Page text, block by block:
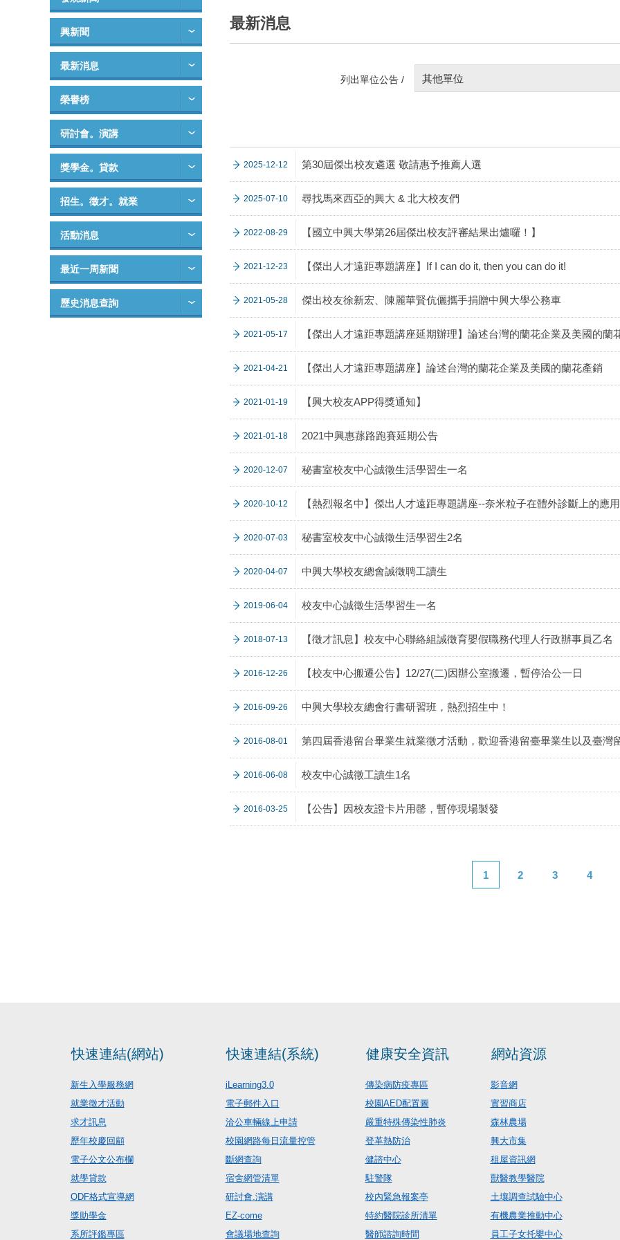
興新聞
最新消息
榮譽榜
研討會。演講
獎學金。貸款
招生。徵才。就業
活動消息
最近一周新聞
歷史消息查詢
最新消息
列出單位公告 / 其他單位
2025-12-12 第30屆傑出校友遴選 敬請惠予推薦人選
2025-07-10 尋找馬來西亞的興大 & 北大校友們
2022-08-29 【國立中興大學第26屆傑出校友評審結果出爐囉！】
2021-12-23 【傑出人才遠距專題講座】If I can do it, then you can do it!
2021-05-28 傑出校友徐新宏、陳麗華賢伉儷攜手捐贈中興大學公務車
2021-05-17 【傑出人才遠距專題講座延期辦理】論述台灣的蘭花企業及美國的蘭
2021-04-21 【傑出人才遠距專題講座】論述台灣的蘭花企業及美國的蘭花產銷
2021-01-19 【興大校友APP得獎通知】
2021-01-18 2021中興惠蓀路跑賽延期公告
2020-12-07 秘書室校友中心誠徵生活學習生一名
2020-10-12 【熱烈報名中】傑出人才遠距專題講座--奈米粒子在體外診斷上的應用
2020-07-03 秘書室校友中心誠徵生活學習生2名
2020-04-07 中興大學校友總會誠徵聘工讀生
2019-06-04 校友中心誠徵生活學習生一名
2018-07-13 【徵才訊息】校友中心聯絡組誠徵育嬰假職務代理人行政辦事員乙名
2016-12-26 【校友中心搬遷公告】12/27(二)因辦公室搬遷，暫停洽公一日
2016-09-26 中興大學校友總會行書研習班，熱烈招生中！
2016-08-01 第四屆香港留台畢業生就業徵才活動，歡迎香港留臺畢業生以及臺灣
2016-06-08 校友中心誠徵工讀生1名
2016-03-25 【公告】因校友證卡片用罄，暫停現場製發
1 2 3 4
快速連結(網站)
新生入學服務網
就業徵才活動
求才訊息
歷年校慶回顧
電子公文公布欄
就學貸款
ODF格式宣導網
獎助學金
系所評鑑專區
快速連結(系統)
iLearning3.0
電子郵件入口
洽公車輛線上申請
校園網路每日流量控管
斷網查詢
宿舍網管清單
研討會.演講
EZ-come
會議場地查詢
健康安全資訊
傳染病防疫專區
校園AED配置圖
嚴重特殊傳染性肺炎
登革熱防治
健諮中心
駐警隊
校內緊急報案亭
特約醫院診所清單
醫師諮詢時間
網站資源
影音網
實習商店
森林農場
興大市集
租屋資訊網
獸醫教學醫院
土壤調查試驗中心
有機農業推動中心
員工子女托嬰中心